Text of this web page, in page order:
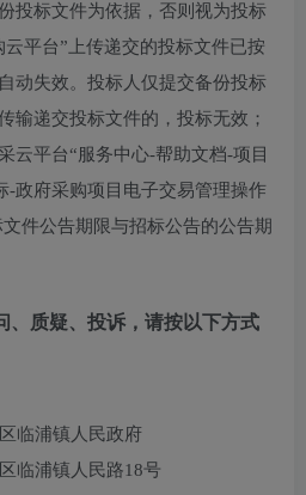
投标文件为依据，否则视为投标
平台”上传递交的投标文件已按
动失效。投标人仅提交备份投标
输递交投标文件的，投标无效；
云平台“服务中心-帮助文档-项目
-政府采购项目电子交易管理操作
件公告期限与招标公告的公告期
、质疑、投诉，请按以下方式
临浦镇人民政府
临浦镇人民路18号